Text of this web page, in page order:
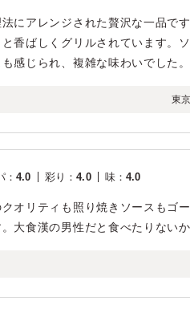
にアレンジされた贅沢な一品で
香ばしくグリルされています。
感じられ、複雑な味わいでした。
東
： 4.0 彩り ：4.0 味：4.0
オリティも照り焼きソースもゴ
大食漢の男性だと食べたりない